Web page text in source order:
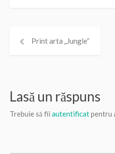
Print arta „Jungle”
Lasă un răspuns
Trebuie să fii autentificatpentru